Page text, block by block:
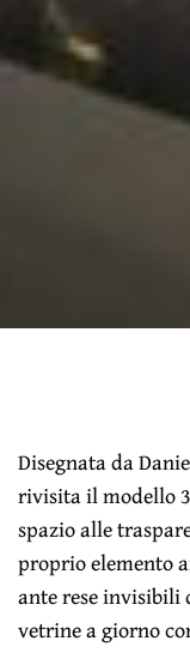
Disegnata da
rivisita il modello
spazio alle
proprio elemento
ante rese invisibili
vetrine a giorno